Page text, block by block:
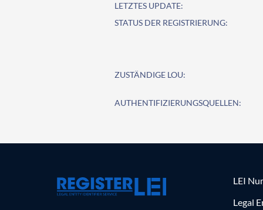
LETZTES UPDATE:
STATUS DER REGISTRIERUNG:
ZUSTÄNDIGE LOU:
AUTHENTIFIZIERUNGSQUELLEN:
LEI
Legal